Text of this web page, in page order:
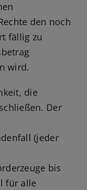
den noch
fällig zu
wird.
die
Der
(jeder
bis
für alle